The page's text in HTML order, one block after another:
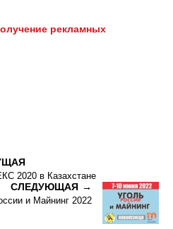
рекламных
2020 в Казахстане
СЛЕДУЮЩАЯ
и Майнинг 2022